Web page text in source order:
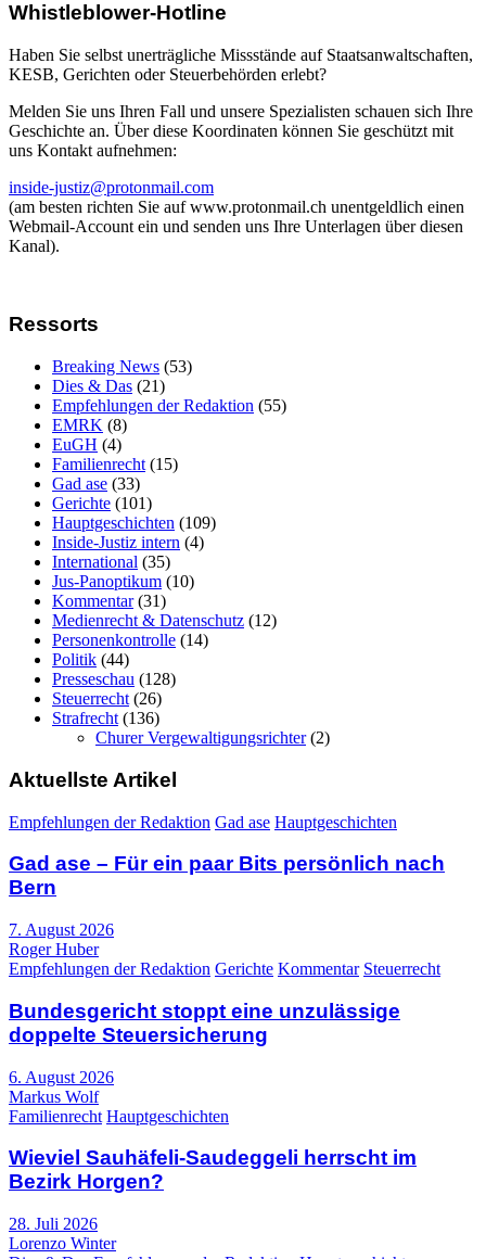
Whistleblower-Hotline
Haben Sie selbst unerträgliche Missstände auf Staatsanwaltschaften,
KESB, Gerichten oder Steuerbehörden erlebt?
Melden Sie uns Ihren Fall und unsere Spezialisten schauen sich Ihre
Geschichte an. Über diese Koordinaten können Sie geschützt mit
uns Kontakt aufnehmen:
inside-justiz@protonmail.com
(am besten richten Sie auf www.protonmail.ch unentgeldlich einen
Webmail-Account ein und senden uns Ihre Unterlagen über diesen
Kanal).
Ressorts
Breaking News (53)
Dies & Das (21)
Empfehlungen der Redaktion (55)
EMRK (8)
EuGH (4)
Familienrecht (15)
Gad ase (33)
Gerichte (101)
Hauptgeschichten (109)
Inside-Justiz intern (4)
International (35)
Jus-Panoptikum (10)
Kommentar(31)
Medienrecht & Datenschutz (12)
Personenkontrolle (14)
Politik (44)
Presseschau (128)
Steuerrecht (26)
Strafrecht (136)
Churer Vergewaltigungsrichter(2)
Aktuellste Artikel
Empfehlungen der Redaktion Gad ase Hauptgeschichten
Gad ase – Für ein paar Bits persönlich nach
Bern
7. August 2026
Roger Huber
Empfehlungen der Redaktion Gerichte Kommentar Steuerrecht
Bundesgericht stoppt eine unzulässige
doppelte Steuersicherung
6. August 2026
Markus Wolf
Familienrecht Hauptgeschichten
Wieviel Sauhäfeli-Saudeggeli herrscht im
Bezirk Horgen?
28. Juli 2026
Lorenzo Winter